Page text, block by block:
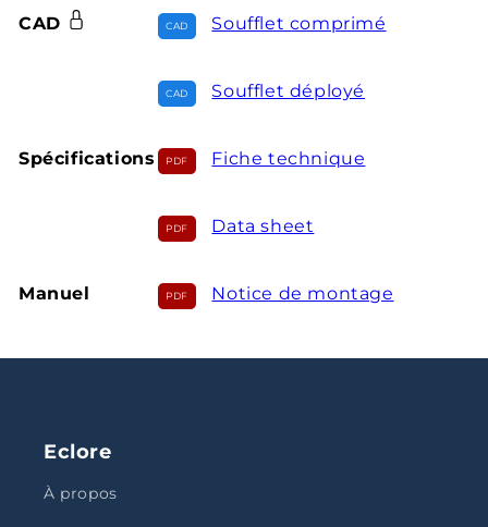
CAD Soufflet comprimé
Soufflet déployé
Spécifications Fiche technique
Data sheet
Manuel Notice de montage
Eclore
À propos